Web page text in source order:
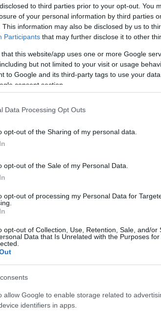
to third parties prior to your opt-out. You
of your personal information by third parties
This information may also be disclosed by us to
Participants that may further disclose it to other
that this website/app uses one or more Google
but not limited to your visit or usage
to Google and its third-party tags to use your
consent section.
Data Processing Opt Outs
opt-out of the Sharing of my personal data.
opt-out of the Sale of my Personal Data.
opt-out of processing my Personal Data for
opt-out of Collection, Use, Retention, Sale, and/or
Data that Is Unrelated with the Purposes
allow Google to enable storage related to
identifiers in apps.
του Λαϊκού Μετώπου, της συσπείρωσης απέναντι
με το καθεστώς Μητσοτάκη. Επιμείναμε σε
η πλειοψηφία της ηγεσίας της Νέας Αριστεράς δεν
και τις συντρόφισσες που βρεθήκαμε μαζί.
οι διαφορετικές μας εκτιμήσεις μας οδηγούν σε
ανασυγκρότησης της ριζοσπαστικής Αριστεράς
δυναμώνει η απαίτηση για συσπείρωση
της διαφθοράς, του αυταρχισμού, της ταξικής
σήμερα αυτό το μέτωπο δεν μπορεί να
και ελευθερία.
με ή χωρίς τον Μητσοτάκη.
πλήρης ταύτιση για να υπάρξει κοινή πορεία.
και κοινωνικής συσπείρωσης, με απώτερο
πολιτικές.
και πρέπει να φανεί χρήσιμη στον αγώνα του
για ζωή και όχι επιβίωση, στον αγώνα για
του παλαιστινιακού λαού από το Ισραήλ.